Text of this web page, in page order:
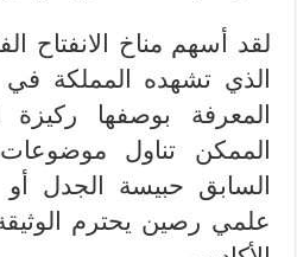
لقد أسهم مناخ الانفتاح
الذي تشهده المملكة في
المعرفة بوصفها ركيزة
الممكن تناول
السابق حبيسة الجدل
علمي رصين يحترم